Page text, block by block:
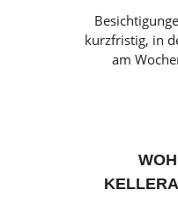
kurzfristig, in
am